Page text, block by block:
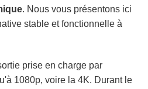
. Nous vous présentons ici
stable et fonctionnelle à
prise en charge par
1080p, voire la 4K. Durant le